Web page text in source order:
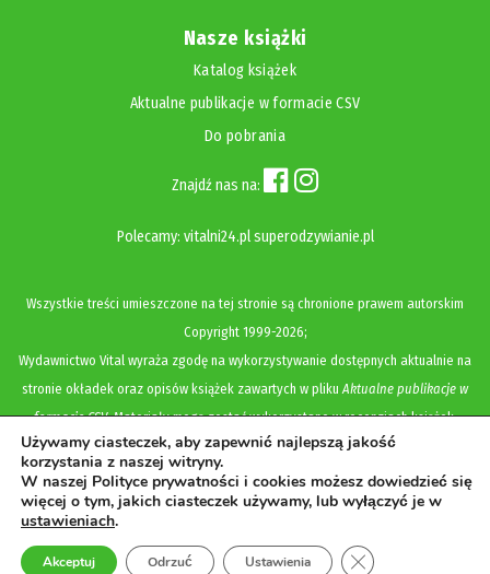
Nasze książki
Katalog książek
Aktualne publikacje w formacie CSV
Do pobrania
Znajdź nas na:
Polecamy: vitalni24.pl superodzywianie.pl
Wszystkie treści umieszczone na tej stronie są chronione prawem autorskim
Copyright1999-2026;
Wydawnictwo Vital wyraża zgodę na wykorzystywanie dostępnych aktualnie na
stronie okładek oraz opisów książek zawartych w pliku Aktualne publikacje w
formacie CSV. Materiały mogą zostać wykorzystane w recenzjach książek,
katalogach internetowych, bibliotecznych (OPAC) oraz materiałach promujących
legalną dystrybucję książek. Usunięcie materiału z ww. strony internetowej,
równoznaczne jest z cofnięciem udzielonej zgody.
Używamy ciasteczek, aby zapewnić najlepszą jakość
korzystania z naszej witryny.
W naszej Polityce prywatności i cookies możesz dowiedzieć się
więcej o tym, jakich ciasteczek używamy, lub wyłączyć je w
ustawieniach.
Akceptuj Odrzuć Ustawienia Zamknij panel